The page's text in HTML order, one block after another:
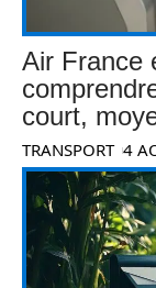
Air France
court,
TRANSPORT 4